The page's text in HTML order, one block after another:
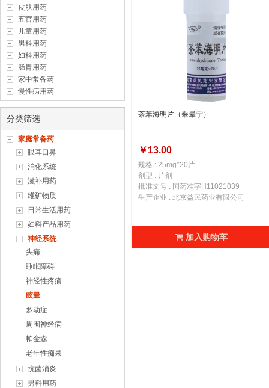
皮肤用药
五官用药
儿童用药
男科用药
妇科用药
肠胃用药
家中常备药
慢性病用药
分类筛选
家庭常备药
眼耳口鼻
消化系统
滋补用药
维矿物质
日常生活用药
妇科产品用药
神经系统
头痛
睡眠障碍
神经性疼痛
眩晕
多动症
周围神经病
帕金森
老年性痴呆
抗菌消炎
男科用药
茶苯海明片（乘晕宁）
￥13.00
规格 : 25mg*20片
剂型 : 片剂
批准文号 : 国药准字H11021039
生产企业 : 北京益民药业有限公司
加入购物车